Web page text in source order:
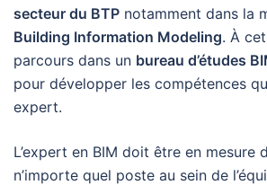
secteur du BTP notamment dans la
Building Information Modeling. À
parcours dans un bureau d’études
pour développer les compétences
expert.
L’expert en BIM doit être en mesure
n’importe quel poste au sein de